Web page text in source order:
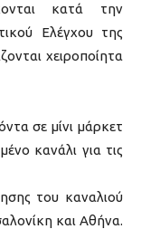
κατά την
Ελέγχου της
χειροποίητα
σε μίνι μάρκετ
κανάλι για τις
του καναλιού
και Αθήνα.